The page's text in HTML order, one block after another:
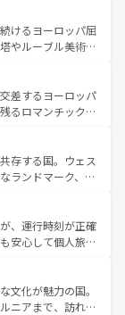
旅をしてみよう！
一覧 を参照してほ
メンコ、熱気あふ
の一部となってい
や、バルセロナの
で多彩な表情を見
スペインはその個
る。 なお、新着のスペイン情報はコ
けるヨーロッパ屈
やルーブル美術館
宮殿、歴史的な大
が、訪れる者を心
国としても知ら
、プロヴァンスの
み方が可能だ。さ
おり、どの街角に
なる文化を体験で
報はコンテンツ一覧
差するヨーロッパ
るロマンチック街
ることがない。ベ
ルプスの絶景、そ
景は必見。ビール
新着の
ほしい。
存する国。ウェス
ランドマーク、歴
雅なアフタヌーン
パブ、サッカー観
富。イギリスを旅
、運行時刻が正確
安心して個人旅行
ではのユニークな
町歩きも満喫する
価も高いが、旅行
文化が魅力の国。
ニアまで、訪れる